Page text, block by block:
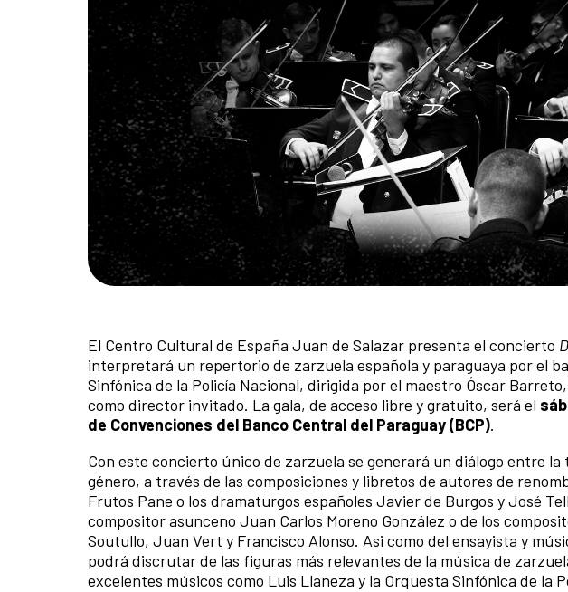
El Centro Cultural de España Juan de Salazar presenta el concierto
interpretará un repertorio de zarzuela española y paraguaya por el
Sinfónica de la Policía Nacional, dirigida por el maestro Óscar
como director invitado. La gala, de acceso libre y gratuito, será el
de Convenciones del Banco Central del Paraguay (BCP).
Con este concierto único de zarzuela se generará un diálogo entre
género, a través de las composiciones y libretos de autores de
Frutos Pane o los dramaturgos españoles Javier de Burgos y José
compositor asunceno Juan Carlos Moreno González o de los
Soutullo, Juan Vert y Francisco Alonso. Asi como del ensayista y
podrá discrutar de las figuras más relevantes de la música de
excelentes músicos como Luis Llaneza y la Orquesta Sinfónica de la